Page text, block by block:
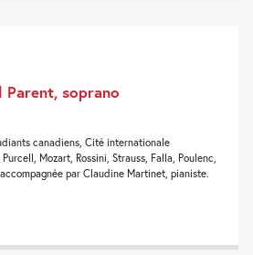
Parent, soprano
canadiens, Cité internationale
Mozart, Rossini, Strauss, Falla, Poulenc,
par Claudine Martinet, pianiste.